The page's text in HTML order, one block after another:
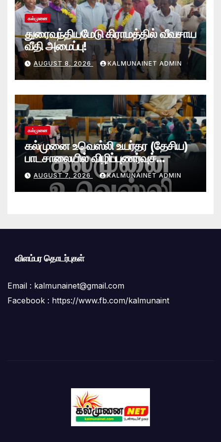
கல்முனை
துரைவந்தியமேடு கிராமத்தில் வீவசாய
வீதி அமைப்பு!
AUGUST 8, 2026 KALMUNAINET ADMIN
கல்முனை
கல்முனை உவெஸ்லி உயர்தர (தேசிய)
பாடசாலையில் விழிப்புணர்வுச்
செயலமர்வு
AUGUST 7, 2026 KALMUNAINET ADMIN
விளம்பர தொடர்புகள்
Email : kalmunainet@gmail.com
Facebook : https://www.fb.com/kalmunaint